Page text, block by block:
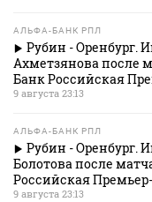
АЛЬФА-БАНК РПЛ
Рубин - Оренбург.
Ахметзянова после
Банк Российская
9 августа 23:13
АЛЬФА-БАНК РПЛ
Рубин - Оренбург.
Болотова после
Российская
9 августа 23:13